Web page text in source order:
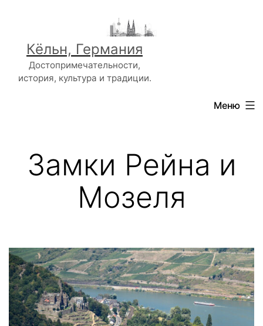
содержимому
Кёльн, Германия
Достопримечательности,
история, культура и традиции.
Меню
Замки Рейна и
Мозеля